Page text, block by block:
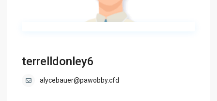
terrelldonley6
alycebauer@pawobby.cfd